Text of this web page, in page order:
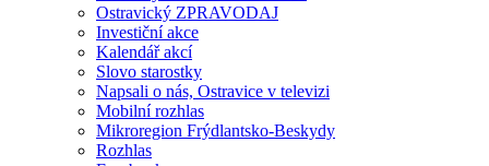
Ostravický ZPRAVODAJ
Investiční akce
Kalendář akcí
Slovo starostky
Napsali o nás, Ostravice v televizi
Mobilní rozhlas
Mikroregion Frýdlantsko-Beskydy
Rozhlas